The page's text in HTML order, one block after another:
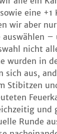
höher als
(oder
Bin ich
aus­lie­gen­de
ich bei
die­se
aus­lie­gen
wie
das der Fall,
auch